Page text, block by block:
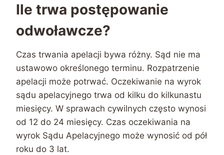
Ile trwa postępowanie
odwoławcze?
Czas trwania apelacji bywa różny. Sąd nie ma
ustawowo określonego terminu. Rozpatrzenie
apelacji może potrwać. Oczekiwanie na wyrok
sądu apelacyjnego trwa od kilku do kilkunastu
miesięcy. W sprawach cywilnych często wynosi
od 12 do 24 miesięcy. Czas oczekiwania na
wyrok Sądu Apelacyjnego może wynosić od pół
roku do 3 lat.